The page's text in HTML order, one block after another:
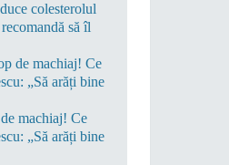
colesterolul
să îl
machiaj! Ce
„Să arăți bine